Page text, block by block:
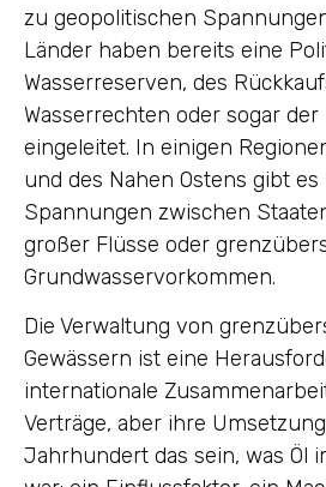
zu geopolitischen
Länder haben bereits eine
Wasserreserven, des
Wasserrechten oder sogar
eingeleitet. In einigen
und des Nahen Ostens gibt es
Spannungen zwischen
großer Flüsse oder
Grundwasservorkommen.
Die Verwaltung von
Gewässern ist eine
internationale
Verträge, aber ihre
Jahrhundert das sein, was Öl